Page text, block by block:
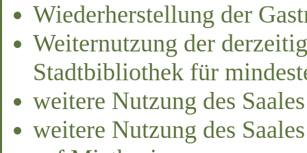
Wiederherstellung der
Weiternutzung der
Stadtbibliothek für
weitere Nutzung des
weitere Nutzung des